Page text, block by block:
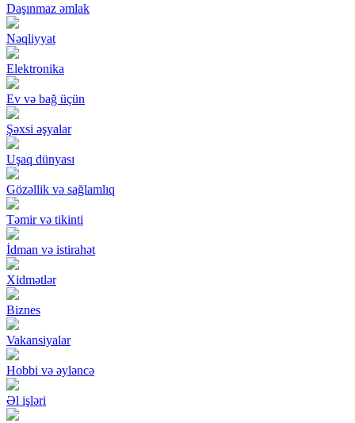
Daşınmaz əmlak
Nəqliyyat
Elektronika
Ev və bağ üçün
Şəxsi əşyalar
Uşaq dünyası
Gözəllik və sağlamlıq
Təmir və tikinti
İdman və istirahət
Xidmətlər
Biznes
Vakansiyalar
Hobbi və əyləncə
Əl işləri